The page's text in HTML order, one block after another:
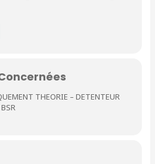
THEORIE – DETENTEUR